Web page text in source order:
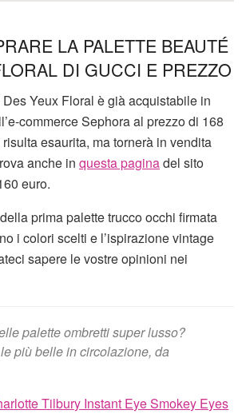
LA PALETTE BEAUTÉ
DI GUCCI E PREZZO
Yeux Floral è già acquistabile in
commerce Sephora al prezzo di 168
esaurita, ma tornerà in vendita
anche in questa paginadel sito
euro.
prima palette trucco occhi firmata
i colori scelti e l’ispirazione vintage
sapere le vostre opinioni nei
palette ombretti super lusso?
più belle in circolazione, da
Tilbury Instant Eye Smokey Eyes